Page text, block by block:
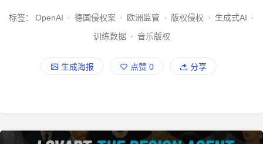
标签： OpenAI · 德国侵权案 · 欧洲监管 · 版权侵权 · 生成式AI ·
训练数据 · 音乐版权
生成海报 点赞 0 分享